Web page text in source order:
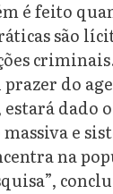
é feito
são
do
dado
e
na